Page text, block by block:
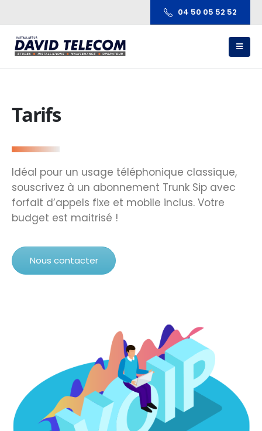
04 50 05 52 52
Tarifs
Idéal pour un usage téléphonique classique,
souscrivez à un abonnement Trunk Sip avec
forfait d’appels fixe et mobile inclus. Votre
budget est maitrisé !
Nous contacter